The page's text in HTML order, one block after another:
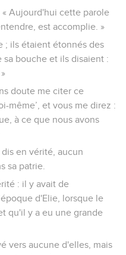
Aujourd'hui cette parole
est accomplie. »
; ils étaient étonnés des
sa bouche et ils disaient :
doute me citer ce
même’, et vous me direz :
à ce que nous avons
en vérité, aucun
sa patrie.
: il y avait de
d'Elie, lorsque le
qu'il y a eu une grande
vers aucune d'elles, mais